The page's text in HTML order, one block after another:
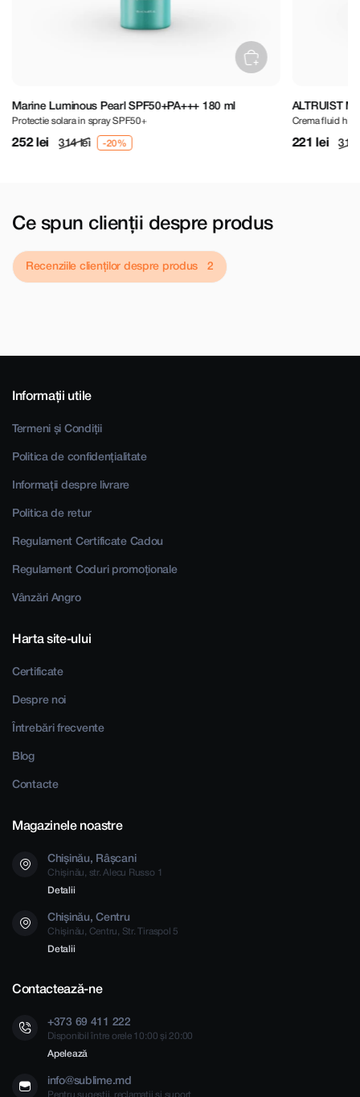
180 ml ALTRUIST Moisturising Fluid SPF50 50 ml
Crema fluid hidratanta cu 0.5% acid hialuronic si SPF50
221 lei
Ce spun clienții despre produs
Recenziile clienților despre produs
Informații utile
Termeni și Condiții
Politica de confidențialitate
Informații despre livrare
Politica de retur
Regulament Certificate Cadou
Regulament Coduri promoționale
Vânzări Angro
Harta site-ului
Certificate
Despre noi
Întrebări frecvente
Blog
Contacte
Magazinele noastre
Chișinău, Râșcani
Chișinău, str. Alecu Russo 1
Detalii
Chișinău, Centru
Chișinău, Centru, Str. Tiraspol 5
Detalii
Contactează-ne
+373 69 411 222
Disponibil între orele 10:00 și 20:00
Apelează
info@sublime.md